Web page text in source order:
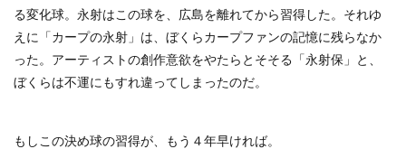
る変化球。永射はこの球を、広島を離れてから習得した。それゆ
えに「カープの永射」は、ぼくらカープファンの記憶に残らなか
った。アーティストの創作意欲をやたらとそそる「永射保」と、
ぼくらは不運にもすれ違ってしまったのだ。
もしこの決め球の習得が、もう４年早ければ。